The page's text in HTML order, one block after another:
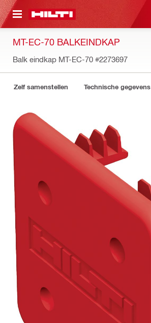
HOOFDINHOUD
MT-EC-70 BALKEINDKAP
Balk eindkap MT-EC-70 #2273697
Zelf samenstellen Technische gegevens